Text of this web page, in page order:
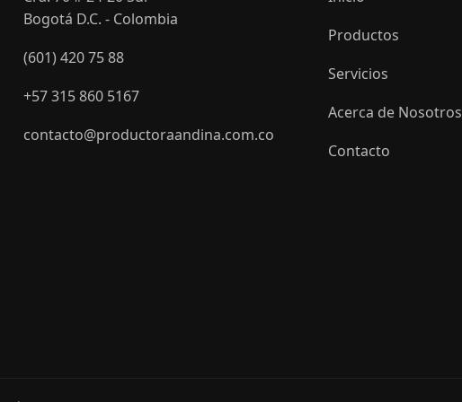
Bogotá D.C. - Colombia
(601) 420 75 88
+57 315 860 5167
contacto@productoraandina.com.co
Productos
Servicios
Acerca de Nosotros
Contacto